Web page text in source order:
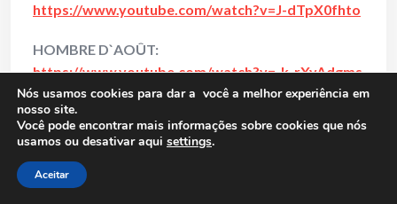
https://www.youtube.com/watch?v=J-dTpX0fhto
HOMBRE D`AOÛT:
https://www.youtube.com/watch?v=-k-rXyAdgms
Trepak – Tschaikowski:
https://www.youtube.com/watch?
Nós usamos cookies para dar a você a melhor experiência em
nosso site.
Você pode encontrar mais informações sobre cookies que nós
usamos ou desativar aqui settings.
Aceitar